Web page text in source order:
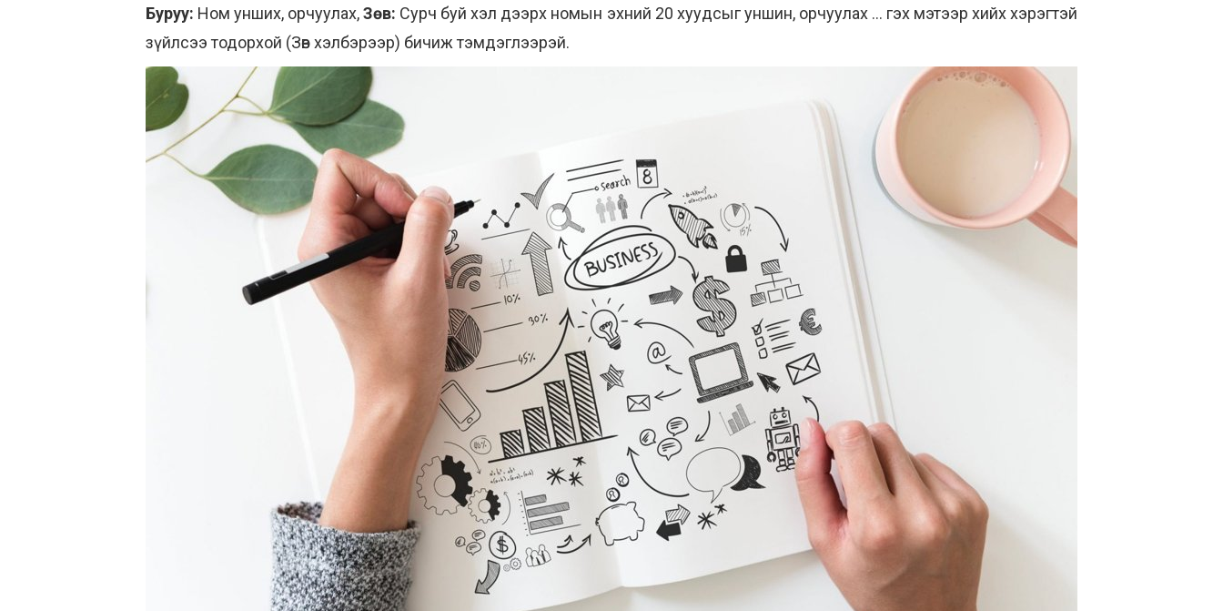
Буруу: Ном унших, орчуулах,Зөв: Сурч буй хэл дээрх номын эхний 20 хуудсыг уншин, орчуулах ... гэх мэтээр хийх хэрэгтэй
зүйлсээ тодорхой (Зөв хэлбэрээр) бичиж тэмдэглээрэй.